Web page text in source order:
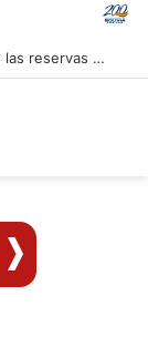
Trump ordena investigar la filtración sobre las reservas de municiones